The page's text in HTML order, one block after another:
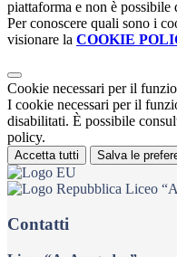
piattaforma e non è possibile
Per conoscere quali sono i
visionare la COOKIE
Cookie necessari per il
I cookie necessari per il
disabilitati. È possibile
policy.
Accetta tutti Salva le
Liceo
Contatti